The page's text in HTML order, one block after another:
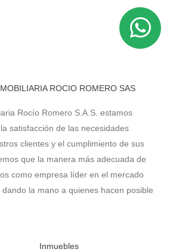
ROCIO ROMERO SAS
Rocío Romero S.A.S. estamos
satisfacción de las necesidades
clientes y el cumplimiento de sus
que la manera más adecuada de
como empresa líder en el mercado
la mano a quienes hacen posible
Inmuebles